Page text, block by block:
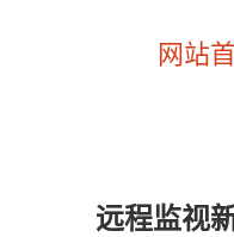
网站
远程监视